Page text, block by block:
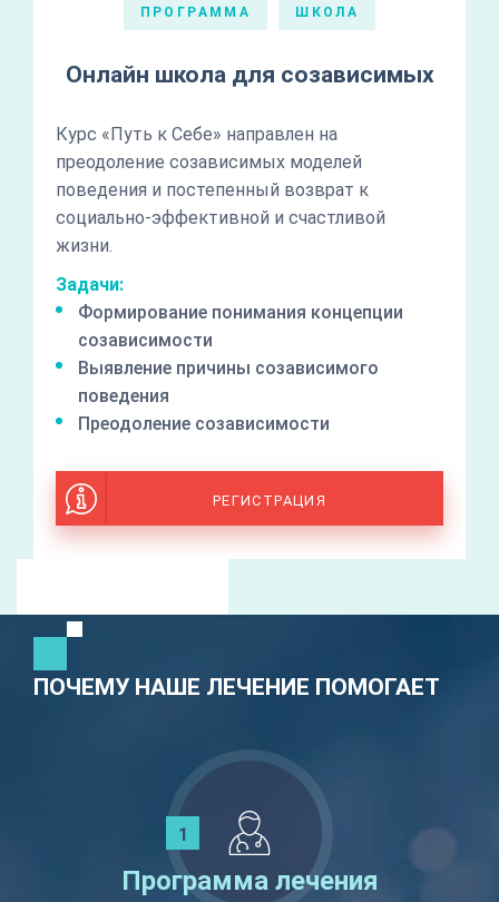
ПРОГРАММА ШКОЛА
Онлайн школа для созависимых
Курс «Путь к Себе» направлен на
преодоление созависимых моделей
поведения и постепенный возврат к
социально-эффективной и счастливой
жизни.
Задачи:
Формирование понимания концепции
созависимости
Выявление причины созависимого
поведения
Преодоление созависимости
РЕГИСТРАЦИЯ
ПОЧЕМУ НАШЕ ЛЕЧЕНИЕ ПОМОГАЕТ
Программа лечения